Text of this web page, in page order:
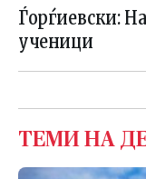
Ѓорѓиевски:
ученици
ТЕМИ НА